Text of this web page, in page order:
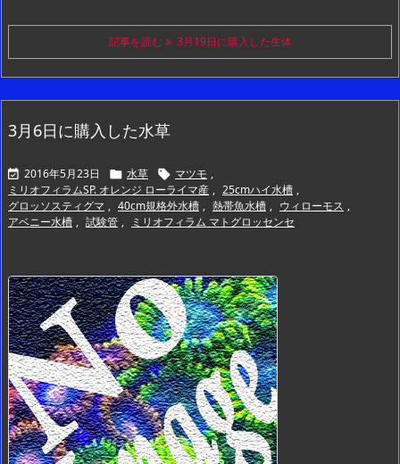
記事を読む 3月19日に購入した生体
3月6日に購入した水草
 2016年5月23日  水草  マツモ ,
ミリオフィラムSP. オレンジ ローライマ産 , 25cmハイ水槽 ,
グロッソスティグマ , 40cm規格外水槽 , 熱帯魚水槽 , ウィローモス ,
アベニー水槽 , 試験管 , ミリオフィラム マトグロッセンセ